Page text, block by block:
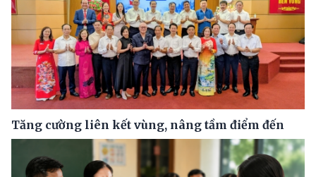
Tăng cường liên kết vùng, nâng tầm điểm đến